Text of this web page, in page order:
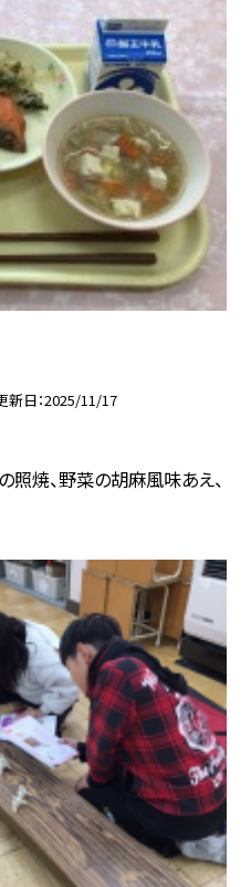
新日 2025/11/17
照焼、野菜の胡麻風味あえ、